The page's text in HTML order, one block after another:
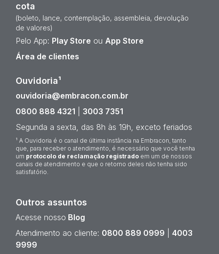
cota
(boleto, lance, contemplação, assembleia, devolução
de valores)
Pelo App: Play Store ou App Store
Área de clientes
Ouvidoria¹
ouvidoria@embracon.com.br
0800 888 4321
3003 7351
Segunda a sexta, das 8h às 19h, exceto feriados
¹ A Ouvidoria é o canal de última instância na Embracon, tanto
que, para receber o atendimento, é necessário que você tenha
um protocolo de reclamação registrado em um de nossos
canais de atendimento e que o retorno deles não tenha sido
satisfatório.
Outros assuntos
Acesse nosso Blog
Atendimento ao cliente: 0800 889 0999
4003
9999